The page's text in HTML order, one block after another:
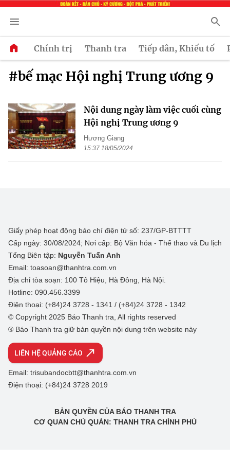
Chính trị Thanh tra Tiếp dân, Khiếu tố
#bế mạc Hội nghị Trung ương 9
Nội dung ngày làm việc cuối cùng
Hội nghị Trung ương 9
Hương Giang
15:37 18/05/2024
Giấy phép hoạt động báo chí điện tử số: 237/GP-BTTTT
Cấp ngày: 30/08/2024; Nơi cấp: Bộ Văn hóa - Thể thao và Du lịch
Tổng Biên tập: Nguyễn Tuấn Anh
Email: toasoan@thanhtra.com.vn
Địa chỉ tòa soạn: 100 Tô Hiệu, Hà Đông, Hà Nội.
Hotline: 090.456.3399
Điện thoại: (+84)24 3728 - 1341 / (+84)24 3728 - 1342
© Copyright 2025 Báo Thanh tra, All rights reserved
® Báo Thanh tra giữ bản quyền nội dung trên website này
LIÊN HỆ QUẢNG CÁO
Email: trisubandocbtt@thanhtra.com.vn
Điện thoại: (+84)24 3728 2019
BẢN QUYỀN CỦA BÁO THANH TRA
CƠ QUAN CHỦ QUẢN: THANH TRA CHÍNH PHỦ